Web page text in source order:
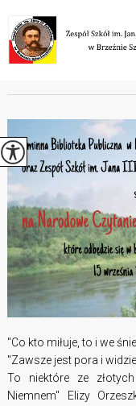
NARODOWE
"Co kto miłuje, to i we
"Zawsze jest pora i
To niektóre ze
Niemnem" Elizy